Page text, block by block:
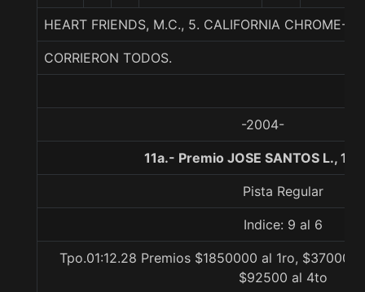
HEART FRIENDS, M.C., 5. CALIFORNIA CHROME-
CORRIERON TODOS.
-2004-
11a.- Premio JOSE SANTOS L.,
Pista Regular
Indice: 9 al 6
Tpo.01:12.28 Premios $1850000 al 1ro,
$92500 al 4to